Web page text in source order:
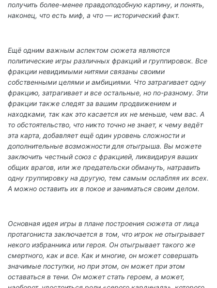
получить более-менее правдоподобную картину, и понять,
наконец, что есть миф, а что — исторический факт.
Ещё одним важным аспектом сюжета являются
политические игры различных фракций и группировок. Все
фракции невидимыми нитями связаны своими
собственными целями и амбициями. Что затрагивает одну
фракцию, затрагивает и все остальные, но по-разному. Эти
фракции также следят за вашим продвижением и
находками, так как это касается их не меньше, чем вас. А
то обстоятельство, что никто точно не знает, к чему ведёт
эта карта, добавляет ещё один уровень сложности и
дополнительные возможности для отыгрыша. Вы можете
заключить честный союз с фракцией, ликвидируя ваших
общих врагов, или же предательски обмануть, натравить
одну группировку на другую, тем самым ослабляя их всех.
А можно оставить их в покое и заниматься своим делом.
Основная идея игры в плане построения сюжета от лица
протагониста заключается в том, что игрок не отыгрывает
некого избранника или героя. Он отыгрывает такого же
смертного, как и все. Как и многие, он может совершать
значимые поступки, но при этом, он может при этом
оставаться в тени. Он может стать героем, а может,